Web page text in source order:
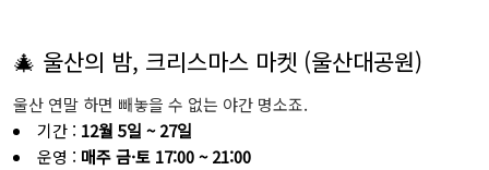
🎄 울산의 밤, 크리스마스 마켓 (울산대공원)
울산 연말 하면 빼놓을 수 없는 야간 명소죠.
기간 : 12월 5일 ~ 27일
운영 : 매주 금·토 17:00 ~ 21:00